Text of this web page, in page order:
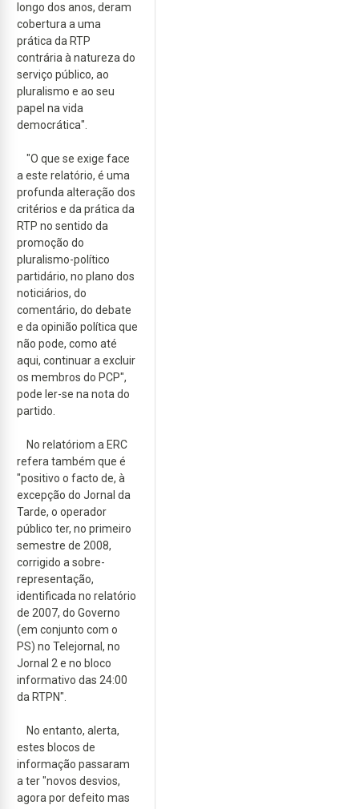
longo dos anos, deram
cobertura a uma
prática da RTP
contrária à natureza do
serviço público, ao
pluralismo e ao seu
papel na vida
democrática".
"O que se exige face
a este relatório, é uma
profunda alteração dos
critérios e da prática da
RTP no sentido da
promoção do
pluralismo-político
partidário, no plano dos
noticiários, do
comentário, do debate
e da opinião política que
não pode, como até
aqui, continuar a excluir
os membros do PCP",
pode ler-se na nota do
partido.
No relatóriom a ERC
refera também que é
"positivo o facto de, à
excepção do Jornal da
Tarde, o operador
público ter, no primeiro
semestre de 2008,
corrigido a sobre-
representação,
identificada no relatório
de 2007, do Governo
(em conjunto com o
PS) no Telejornal, no
Jornal 2 e no bloco
informativo das 24:00
da RTPN".
No entanto, alerta,
estes blocos de
informação passaram
a ter "novos desvios,
agora por defeito mas